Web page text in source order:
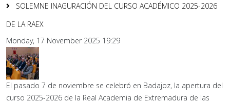
SOLEMNE INAGURACIÓN DEL CURSO ACADÉMICO 2025-2026
DE LA RAEX
Monday, 17 November 2025 19:29
El pasado 7 de noviembre se celebró en Badajoz, la apertura del
curso 2025-2026 de la Real Academia de Extremadura de las